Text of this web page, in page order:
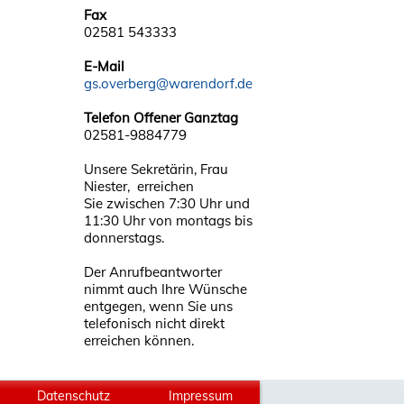
Fax
02581 543333
E-Mail
gs.overberg@warendorf.de
Telefon Offener Ganztag
02581-9884779
Unsere Sekretärin, Frau
Niester, erreichen
Sie zwischen 7:30 Uhr und
11:30 Uhr von montags bis
donnerstags.
Der Anrufbeantworter
nimmt auch Ihre Wünsche
entgegen, wenn Sie uns
telefonisch nicht direkt
erreichen können.
Impressum
Datenschutz